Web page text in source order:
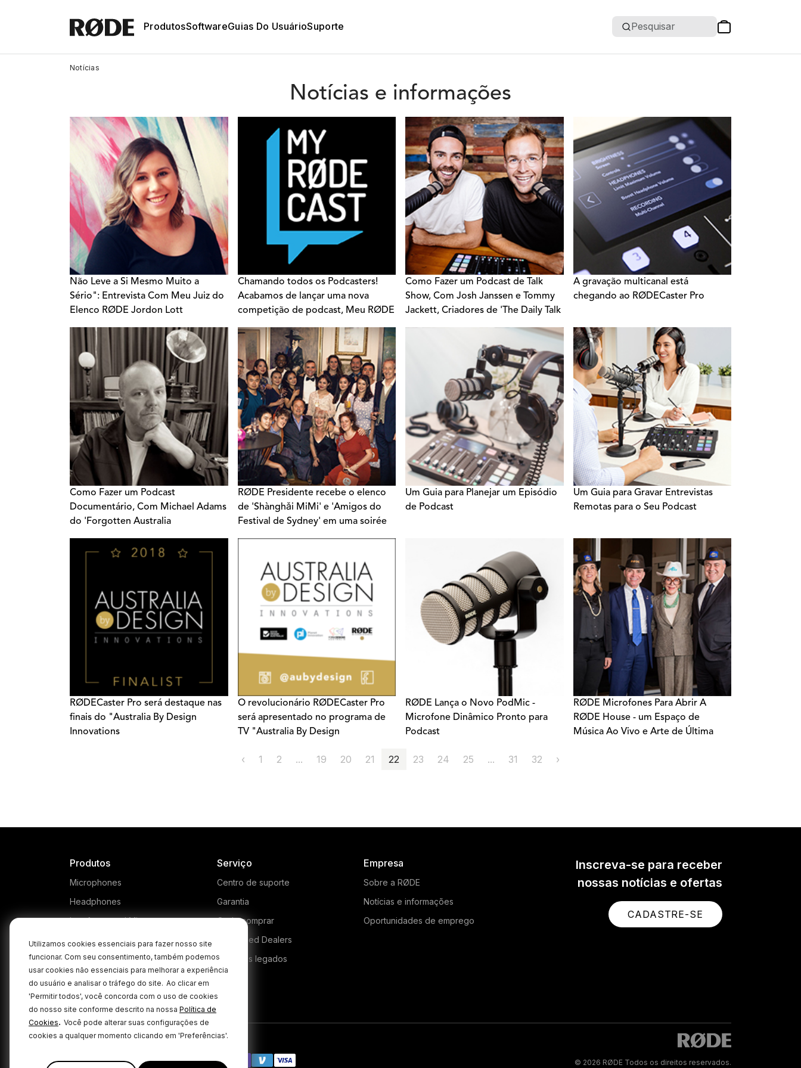
Utilizamos cookies essenciais para fazer nosso site
funcionar. Com seu consentimento, também podemos
usar cookies não essenciais para melhorar a experiência
do usuário e analisar o tráfego do site. Ao clicar em
'Permitir todos', você concorda com o uso de cookies
do nosso site conforme descrito na nossa Política de
Cookies. Você pode alterar suas configurações de
cookies a qualquer momento clicando em 'Preferências'.
ProdutosSoftwareGuias Do UsuárioSuporte Pesquisar
Notícias
Notícias e informações
Não Leve a Si Mesmo Muito a
Sério": Entrevista Com Meu Juiz do
Elenco RØDE Jordon Lott
Chamando todos os Podcasters!
Acabamos de lançar uma nova
competição de podcast, Meu RØDE
Como Fazer um Podcast de Talk
Show, Com Josh Janssen e Tommy
Jackett, Criadores de 'The Daily Talk
A gravação multicanal está
chegando ao RØDECaster Pro
Como Fazer um Podcast
Documentário, Com Michael Adams
do 'Forgotten Australia
RØDE Presidente recebe o elenco
de 'Shànghǎi MiMi' e 'Amigos do
Festival de Sydney' em uma soirée
Um Guia para Planejar um Episódio
de Podcast
Um Guia para Gravar Entrevistas
Remotas para o Seu Podcast
RØDECaster Pro será destaque nas
finais do "Australia By Design
Innovations
O revolucionário RØDECaster Pro
será apresentado no programa de
TV "Australia By Design
RØDE Lança o Novo PodMic -
Microfone Dinâmico Pronto para
Podcast
RØDE Microfones Para Abrir A
RØDE House - um Espaço de
Música Ao Vivo e Arte de Última
‹ 1 2 ... 19 20 21 22 23 24 25 ... 31 32 ›
Inscreva-se para receber
nossas notícias e ofertas
CADASTRE-SE
Produtos
Microphones
Headphones
Interfaces and Mixers
Accessories
Kits
Software
Serviço
Centro de suporte
Garantia
Onde comprar
Authorised Dealers
Produtos legados
Empresa
Sobre a RØDE
Notícias e informações
Oportunidades de emprego
© 2026 RØDE Todos os direitos reservados.